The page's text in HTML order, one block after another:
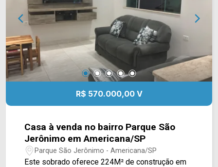
R$ 570.000,00 V
Casa à venda no bairro Parque São
Jerônimo em Americana/SP
Parque São Jerônimo - Americana/SP
Este sobrado oferece 224M² de construção em